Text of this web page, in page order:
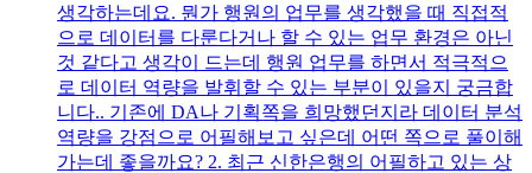
생각하는데요. 뭔가 행원의 업무를 생각했을 때 직접적
으로 데이터를 다룬다거나 할 수 있는 업무 환경은 아닌
것 같다고 생각이 드는데 행원 업무를 하면서 적극적으
로 데이터 역량을 발휘할 수 있는 부분이 있을지 궁금합
니다.. 기존에 DA나 기획쪽을 희망했던지라 데이터 분석
역량을 강점으로 어필해보고 싶은데 어떤 쪽으로 풀이해
가는데 좋을까요? 2. 최근 신한은행의 어필하고 있는 상